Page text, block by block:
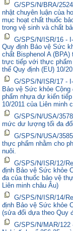
G/SPS/N/BRA/
nhật chuyên luận của
mục hoạt chất thuốc
trong vệ sinh và chất
G/SPS/N/ISR/16 -
Quy định Bảo vệ Sức
chất Bisphenol A
trực tiếp với thực phẩm
thế Quy định (EU) 10/
G/SPS/N/ISR/17 -
Bảo vệ Sức khỏe
phẩm nhựa dự kiến
10/2011 của Liên minh
G/SPS/N/USA/
mức dư lượng tối đa
G/SPS/N/USA/
thực phẩm nhằm cho
nuôi.
G/SPS/N/ISR/12/
định Bảo vệ Sức khỏe
đa của thuốc bảo vệ
Liên minh châu Âu)
G/SPS/N/ISR/14/
định Bảo vệ Sức khỏe
(sửa đổi dựa theo Quy
G/SPS/N/MAR/